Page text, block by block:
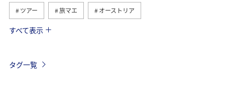
ツアー 旅マエ オーストリア
ハワイ
すべて表示
タグ一覧